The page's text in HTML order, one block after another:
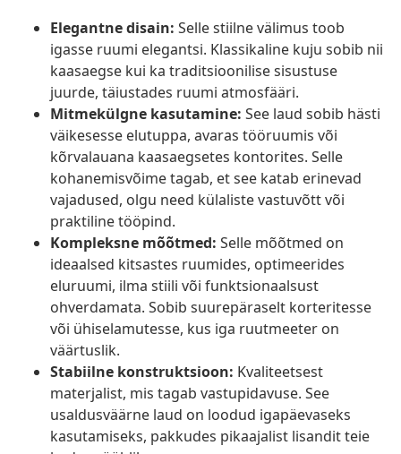
Elegantne disain: Selle stiilne välimus toob
igasse ruumi elegantsi. Klassikaline kuju sobib nii
kaasaegse kui ka traditsioonilise sisustuse
juurde, täiustades ruumi atmosfääri.
Mitmekülgne kasutamine: See laud sobib hästi
väikesesse elutuppa, avaras tööruumis või
kõrvalauana kaasaegsetes kontorites. Selle
kohanemisvõime tagab, et see katab erinevad
vajadused, olgu need külaliste vastuvõtt või
praktiline tööpind.
Kompleksne mõõtmed: Selle mõõtmed on
ideaalsed kitsastes ruumides, optimeerides
eluruumi, ilma stiili või funktsionaalsust
ohverdamata. Sobib suurepäraselt korteritesse
või ühiselamutesse, kus iga ruutmeeter on
väärtuslik.
Stabiilne konstruktsioon: Kvaliteetsest
materjalist, mis tagab vastupidavuse. See
usaldusväärne laud on loodud igapäevaseks
kasutamiseks, pakkudes pikaajalist lisandit teie